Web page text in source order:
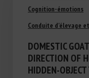
Cognition-émotions
Conduite d'élevage
DOMESTIC
DIRECTION OF
HIDDEN-